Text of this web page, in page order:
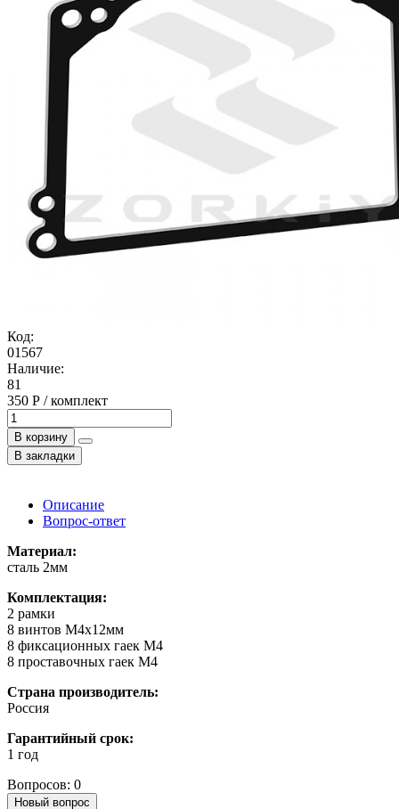
Код:
01567
Наличие:
81
350 Р / комплект
В корзину
В закладки
Описание
Вопрос-ответ
Материал:
сталь 2мм
Комплектация:
2 рамки
8 винтов M4x12мм
8 фиксационных гаек M4
8 проставочных гаек М4
Страна производитель:
Россия
Гарантийный срок:
1 год
Вопросов: 0
Новый вопрос